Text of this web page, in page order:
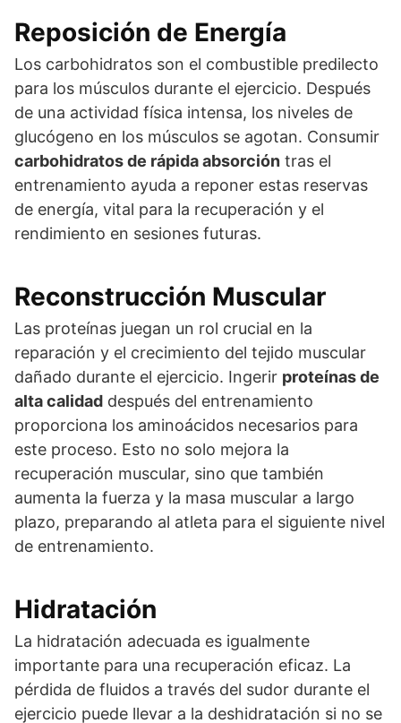
Reposición de Energía
Los carbohidratos son el combustible predilecto
para los músculos durante el ejercicio. Después
de una actividad física intensa, los niveles de
glucógeno en los músculos se agotan. Consumir
carbohidratos de rápida absorción tras el
entrenamiento ayuda a reponer estas reservas
de energía, vital para la recuperación y el
rendimiento en sesiones futuras.
Reconstrucción Muscular
Las proteínas juegan un rol crucial en la
reparación y el crecimiento del tejido muscular
dañado durante el ejercicio. Ingerir proteínas de
alta calidad después del entrenamiento
proporciona los aminoácidos necesarios para
este proceso. Esto no solo mejora la
recuperación muscular, sino que también
aumenta la fuerza y la masa muscular a largo
plazo, preparando al atleta para el siguiente nivel
de entrenamiento.
Hidratación
La hidratación adecuada es igualmente
importante para una recuperación eficaz. La
pérdida de fluidos a través del sudor durante el
ejercicio puede llevar a la deshidratación si no se